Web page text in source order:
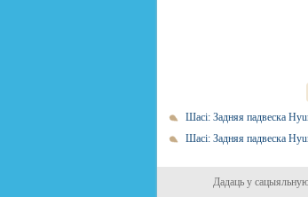
Шасі: Задняя падвеска
Шасі: Задняя падвеска
Дадаць у